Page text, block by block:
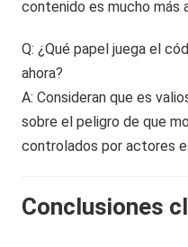
contenido es mucho más
Q: ¿Qué papel juega el
ahora?
A: Consideran que es
sobre el peligro de que
controlados por actores
Conclusiones